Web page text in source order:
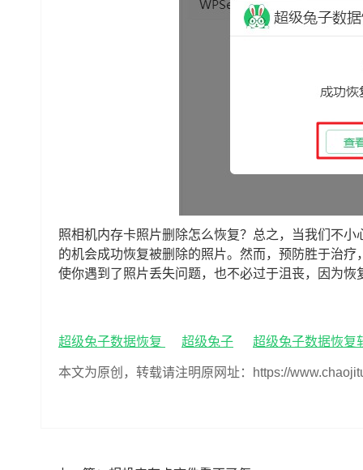
照相机内存卡照片删除怎么恢复？总之，当我们不
的机会成功恢复被删除的照片。然而，预防胜于治
使你遇到了照片丢失问题，也不必过于沮丧，因为恢
超级兔子数据恢复 超级兔子 超级兔子数据恢复
本文为原创，转载请注明原网址：https://